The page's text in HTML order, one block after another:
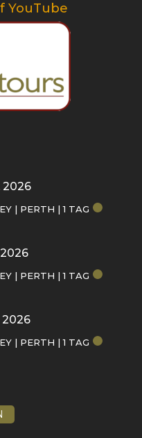
YouTube
2026
| PERTH | 1 TAG
2026
| PERTH | 1 TAG
2026
| PERTH | 1 TAG